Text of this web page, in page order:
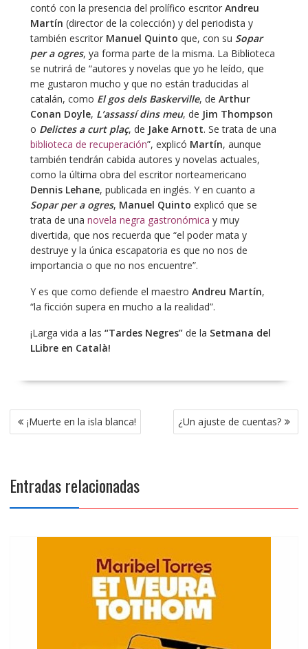
contó con la presencia del prolífico escritor Andreu
Martín (director de la colección) y del periodista y
también escritor Manuel Quinto que, con su Sopar
per a ogres, ya forma parte de la misma. La Biblioteca
se nutrirá de “autores y novelas que yo he leído, que
me gustaron mucho y que no están traducidas al
catalán, como El gos dels Baskerville, de Arthur
Conan Doyle, L’assassí dins meu, de Jim Thompson
o Delictes a curt plaç, de Jake Arnott. Se trata de una
biblioteca de recuperación”, explicó Martín, aunque
también tendrán cabida autores y novelas actuales,
como la última obra del escritor norteamericano
Dennis Lehane, publicada en inglés. Y en cuanto a
Sopar per a ogres, Manuel Quinto explicó que se
trata de una novela negra gastronómica y muy
divertida, que nos recuerda que “el poder mata y
destruye y la única escapatoria es que no nos de
importancia o que no nos encuentre”.
Y es que como defiende el maestro Andreu Martín,
“la ficción supera en mucho a la realidad”.
¡Larga vida a las “Tardes Negres”de la Setmana del
LLibre en Català!
Navegación
de
¡Muerte en la isla blanca! ¿Un ajuste de cuentas?
Entradas relacionadas